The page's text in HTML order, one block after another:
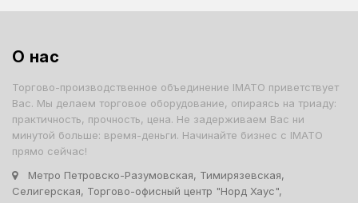
О нас
Торгово-производственное объединение IMATO приветствует
Вас. Мы делаем торговое оборудование, опираясь на триаду:
практичность, прочность, цена. Не задерживаем Вас ни
минутой больше: время-деньги. Начинайте бизнес с IMATO
прямо сейчас!
Метро Петровско-Разумовская, Тимирязевская,
Селигерская, Торгово-офисный центр "Норд Хаус",